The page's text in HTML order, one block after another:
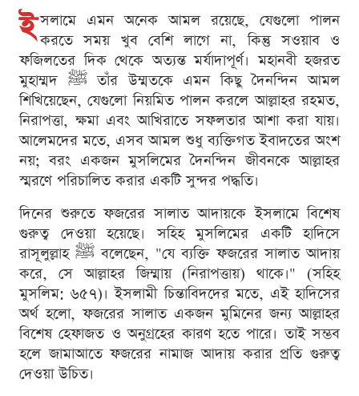
ই সলামে এমন অনেক আমল রয়েছে, যেগুলো পালন
করতে সময় খুব বেশি লাগে না, কিন্তু সওয়াব ও
ফজিলতের দিক থেকে অত্যন্ত মর্যাদাপূর্ণ। মহানবী হজরত
মুহাম্মদ ﷺ তাঁর উম্মতকে এমন কিছু দৈনন্দিন আমল
শিখিয়েছেন, যেগুলো নিয়মিত পালন করলে আল্লাহর রহমত,
নিরাপত্তা, ক্ষমা এবং আখিরাতে সফলতার আশা করা যায়।
আলেমদের মতে, এসব আমল শুধু ব্যক্তিগত ইবাদতের অংশ
নয়; বরং একজন মুসলিমের দৈনন্দিন জীবনকে আল্লাহর
স্মরণে পরিচালিত করার একটি সুন্দর পদ্ধতি।
দিনের শুরুতে ফজরের সালাত আদায়কে ইসলামে বিশেষ
গুরুত্ব দেওয়া হয়েছে। সহিহ মুসলিমের একটি হাদিসে
রাসূলুল্লাহ ﷺ বলেছেন, "যে ব্যক্তি ফজরের সালাত আদায়
করে, সে আল্লাহর জিম্মায় (নিরাপত্তায়) থাকে।" (সহিহ
মুসলিম: ৬৫৭)। ইসলামী চিন্তাবিদদের মতে, এই হাদিসের
অর্থ হলো, ফজরের সালাত একজন মুমিনের জন্য আল্লাহর
বিশেষ হেফাজত ও অনুগ্রহের কারণ হতে পারে। তাই সম্ভব
হলে জামাআতে ফজরের নামাজ আদায় করার প্রতি গুরুত্ব
দেওয়া উচিত।